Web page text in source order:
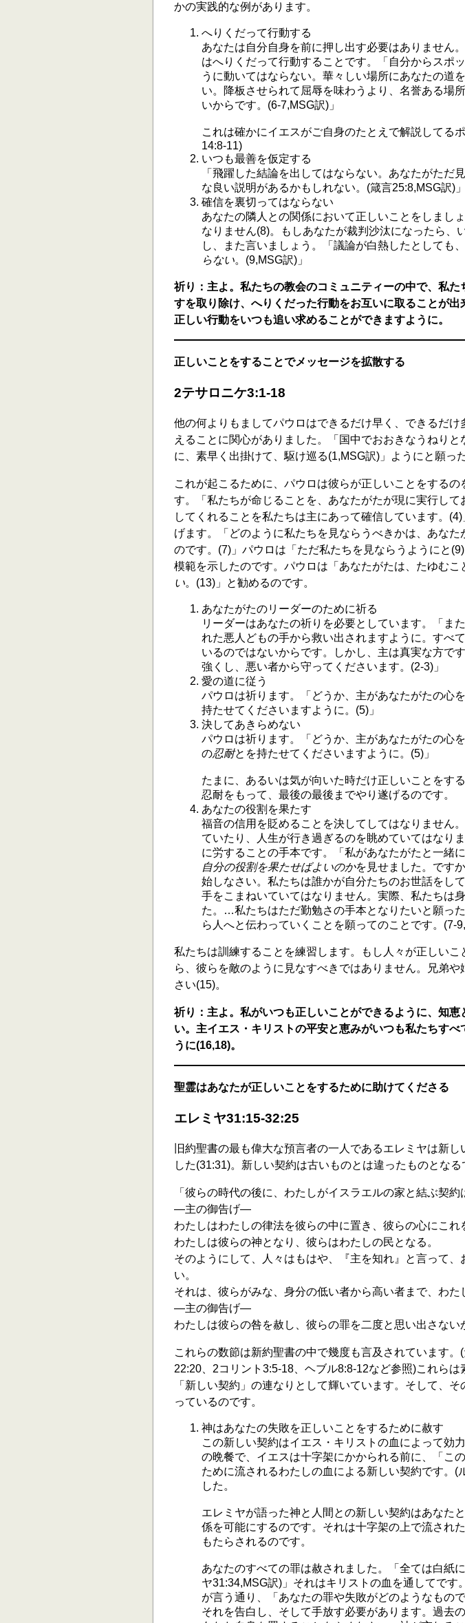
かの実践的な例があります。
へりくだって行動する
あなたは自分自身を前に押し出す必要はありません
はへりくだって行動することです。「自分からスポ
うに動いてはならない。華々しい場所にあなたの道
い。降板させられて屈辱を味わうより、名誉ある場
いからです。(6-7,MSG訳)」
これは確かにイエスがご自身のたとえで解説してる
14:8-11)
いつも最善を仮定する
「飛躍した結論を出してはならない。あなたがただ
な良い説明があるかもしれない。(箴言25:8,MSG訳)」
確信を裏切ってはならない
あなたの隣人との関係において正しいことをしまし
なりません(8)。もしあなたが裁判沙汰になったら、
し、また言いましょう。「議論が白熱したとしても、
らない。(9,MSG訳)」
祈り：主よ。私たちの教会のコミュニティーの中で、私た
すを取り除け、へりくだった行動をお互いに取ることが出
正しい行動をいつも追い求めることができますように。
正しいことをすることでメッセージを拡散する
2テサロニケ3:1-18
他の何よりもましてパウロはできるだけ早く、できるだけ
えることに関心がありました。「国中でおおきなうねりと
に、素早く出掛けて、駆け巡る(1,MSG訳)」ようにと願っ
これが起こるために、パウロは彼らが正しいことをするの
す。「私たちが命じることを、あなたがたが現に実行して
してくれることを私たちは主にあって確信しています。
げます。「どのように私たちを見ならうべきかは、あなた
のです。(7)」パウロは「ただ私たちを見ならうようにと
模範を示したのです。パウロは「あなたがたは、たゆむこ
い。(13)」と勧めるのです。
あなたがたのリーダーのために祈る
リーダーはあなたの祈りを必要としています。「ま
れた悪人どもの手から救い出されますように。すべ
いるのではないからです。しかし、主は真実な方で
強くし、悪い者から守ってくださいます。(2-3)」
愛の道に従う
パウロは祈ります。「どうか、主があなたがたの心
持たせてくださいますように。(5)」
決してあきらめない
パウロは祈ります。「どうか、主があなたがたの心
の忍耐とを持たせてくださいますように。(5)」
たまに、あるいは気が向いた時だけ正しいことをす
忍耐をもって、最後の最後までやり遂げるのです。
あなたの役割を果たす
福音の信用を貶めることを決してしてはなりません
ていたり、人生が行き過ぎるのを眺めていてはなり
に労することの手本です。「私があなたがたと一緒
自分の役割を果たせばよいのかを見せました。です
始しなさい。私たちは誰かが自分たちのお世話をし
手をこまねいていてはなりません。実際、私たちは
た。…私たちはただ勤勉さの手本となりたいと願っ
ら人へと伝わっていくことを願ってのことです。(7-
私たちは訓練することを練習します。もし人々が正しいこ
ら、彼らを敵のように見なすべきではありません。兄弟や
さい(15)。
祈り：主よ。私がいつも正しいことができるように、知恵
い。主イエス・キリストの平安と恵みがいつも私たちすべ
うに(16,18)。
聖霊はあなたが正しいことをするために助けてくださる
エレミヤ31:15-32:25
旧約聖書の最も偉大な預言者の一人であるエレミヤは新し
した(31:31)。新しい契約は古いものとは違ったものとなる
「彼らの時代の後に、わたしがイスラエルの家と結ぶ契約
―主の御告げ―
わたしはわたしの律法を彼らの中に置き、彼らの心にこれ
わたしは彼らの神となり、彼らはわたしの民となる。
そのようにして、人々はもはや、『主を知れ』と言って、
い。
それは、彼らがみな、身分の低い者から高い者まで、わた
―主の御告げ―
わたしは彼らの咎を赦し、彼らの罪を二度と思い出さない
これらの数節は新約聖書の中で幾度も言及されています。
22:20、2コリント3:5-18、ヘブル8:8-12など参照)これらは
「新しい契約」の連なりとして輝いています。そして、
っているのです。
神はあなたの失敗を正しいことをするために赦す
この新しい契約はイエス・キリストの血によって効
の晩餐で、イエスは十字架にかかられる前に、「こ
ために流されるわたしの血による新しい契約です。(
した。
エレミヤが語った神と人間との新しい契約はあなた
係を可能にするのです。それは十字架の上で流され
もたらされるのです。
あなたのすべての罪は赦されました。「全ては白紙
ヤ31:34,MSG訳)」それはキリストの血を通してです
が言う通り、「あなたの罪や失敗がどのようなもの
それを告白し、そして手放す必要があります。過去